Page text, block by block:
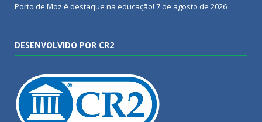
Porto de Moz é destaque na educação! 7 de agosto de 2026
DESENVOLVIDO POR CR2